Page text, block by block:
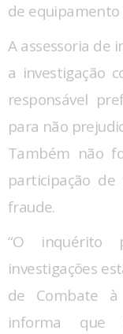
de
A assessoria de
a investigação
responsável
para não
Também não
participação
fraude.
“O inquérito
investigações
de Combate à
informa que